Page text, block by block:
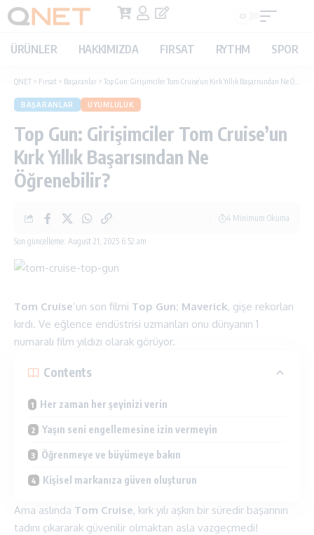
ÜRÜNLER HAKKIMIZDA FIRSAT RYTHM SPOR
QNET > Fırsat > Başaranlar > Top Gun: Girişimciler Tom Cruise’un Kırk Yıllık Başarısından Ne Öğrenebilir?
BAŞARANLAR UYUMLULUK
Top Gun: Girişimciler Tom Cruise’un
Kırk Yıllık Başarısından Ne
Öğrenebilir?
Son güncelleme: August 21, 2025 6:52 am
4 Minimum Okuma
Tom Cruise‘un son filmi Top Gun: Maverick, gişe rekorları
kırdı. Ve eğlence endüstrisi uzmanları onu dünyanın 1
numaralı film yıldızı olarak görüyor.
Contents
Her zaman her şeyinizi verin
Yaşın seni engellemesine izin vermeyin
Öğrenmeye ve büyümeye bakın
Kişisel markanıza güven oluşturun
Ama aslında Tom Cruise, kırk yılı aşkın bir süredir başarının
tadını çıkararak güvenilir olmaktan asla vazgeçmedi!